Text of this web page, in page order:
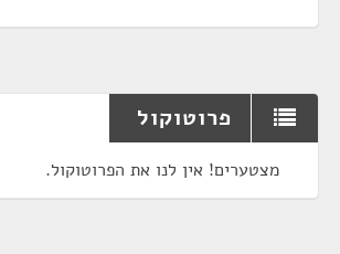
פרוטוקול
מצטערים! אין לנו את הפרוטוקול.